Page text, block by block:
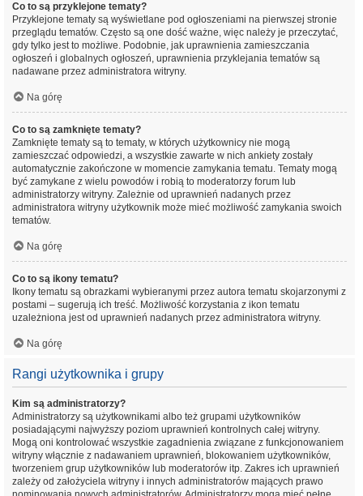
Co to są przyklejone tematy?
Przyklejone tematy są wyświetlane pod ogłoszeniami na pierwszej stronie
przeglądu tematów. Często są one dość ważne, więc należy je przeczytać,
gdy tylko jest to możliwe. Podobnie, jak uprawnienia zamieszczania
ogłoszeń i globalnych ogłoszeń, uprawnienia przyklejania tematów są
nadawane przez administratora witryny.
Na górę
Co to są zamknięte tematy?
Zamknięte tematy są to tematy, w których użytkownicy nie mogą
zamieszczać odpowiedzi, a wszystkie zawarte w nich ankiety zostały
automatycznie zakończone w momencie zamykania tematu. Tematy mogą
być zamykane z wielu powodów i robią to moderatorzy forum lub
administratorzy witryny. Zależnie od uprawnień nadanych przez
administratora witryny użytkownik może mieć możliwość zamykania swoich
tematów.
Na górę
Co to są ikony tematu?
Ikony tematu są obrazkami wybieranymi przez autora tematu skojarzonymi z
postami – sugerują ich treść. Możliwość korzystania z ikon tematu
uzależniona jest od uprawnień nadanych przez administratora witryny.
Na górę
Rangi użytkownika i grupy
Kim są administratorzy?
Administratorzy są użytkownikami albo też grupami użytkowników
posiadającymi najwyższy poziom uprawnień kontrolnych całej witryny.
Mogą oni kontrolować wszystkie zagadnienia związane z funkcjonowaniem
witryny włącznie z nadawaniem uprawnień, blokowaniem użytkowników,
tworzeniem grup użytkowników lub moderatorów itp. Zakres ich uprawnień
zależy od założyciela witryny i innych administratorów mających prawo